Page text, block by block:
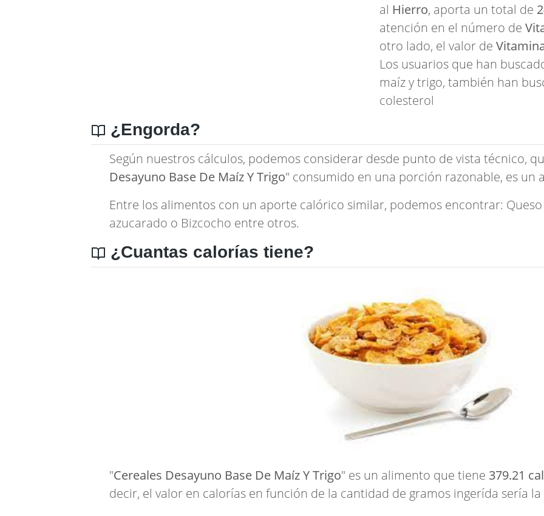
al Hierro, aporta un total de
atención en el número de
otro lado, el valor de
Los usuarios que han
maíz y trigo, también han
colesterol
¿Engorda?
Según nuestros cálculos, podemos considerar desde punto de vista técnico,
Desayuno Base De Maíz Y Trigo" consumido en una porción razonable, es un
Entre los alimentos con un aporte calórico similar, podemos encontrar:
azucarado o Bizcocho entre otros.
¿Cuantas calorías tiene?
"Cereales Desayuno Base De Maíz Y Trigo" es un alimento que tiene 379.21
decir, el valor en calorías en función de la cantidad de gramos ingerída sería